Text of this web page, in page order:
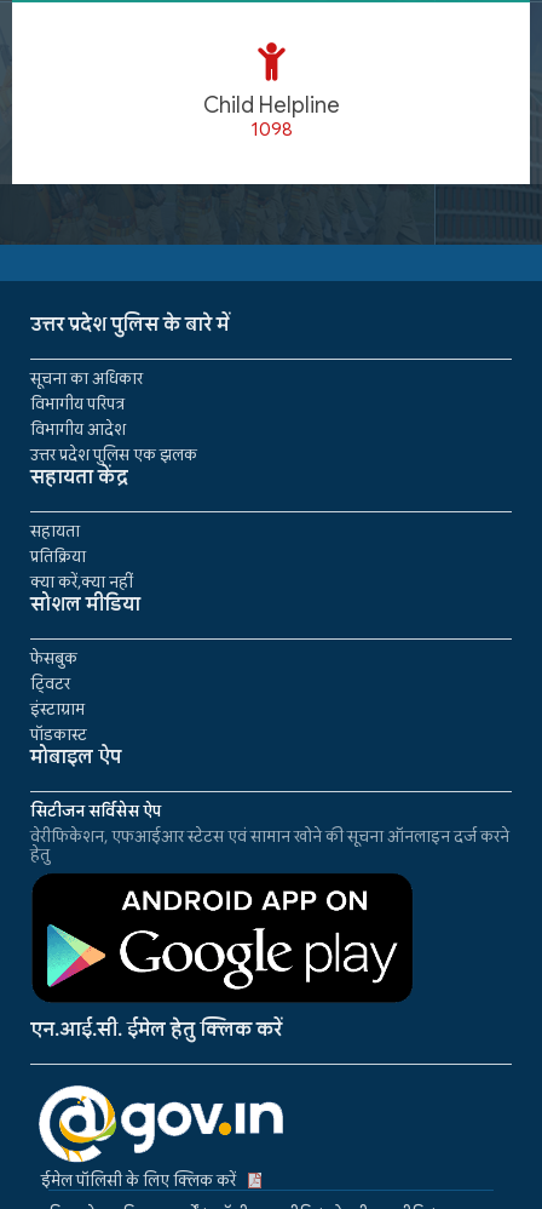
Child Helpline
1098
उत्तर प्रदेश पुलिस के बारे में
सूचना का अधिकार
विभागीय परिपत्र
विभागीय आदेश
उत्तर प्रदेश पुलिस एक झलक
सहायता केंद्र
सहायता
प्रतिक्रिया
क्या करें,क्या नहीं
सोशल मीडिया
फेसबुक
ट्विटर
इंस्टाग्राम
पॉडकास्ट
मोबाइल ऐप
सिटीजन सर्विसेस ऐप
वेरीफिकेशन, एफआईआर स्टेटस एवं सामान खोने की सूचना ऑनलाइन दर्ज करने
हेतु
एन.आई.सी. ईमेल हेतु क्लिक करें
ईमेल पॉलिसी के लिए क्लिक करें